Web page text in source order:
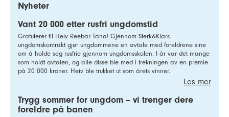
Nyheter
Vant 20 000 etter rusfri ungdomstid
Gratulerer til Heiv Reebar Taha! Gjennom Sterk&Klars
ungdomskontrakt gjør ungdommene en avtale med foreldrene sine
om å holde seg rusfrie gjennom ungdomsskolen. I år var det mange
som holdt avtalen, og alle disse ble med i trekningen av en premie
på 20 000 kroner. Heiv ble trukket ut som årets vinner.
Les mer
Trygg sommer for ungdom – vi trenger dere
foreldre på banen